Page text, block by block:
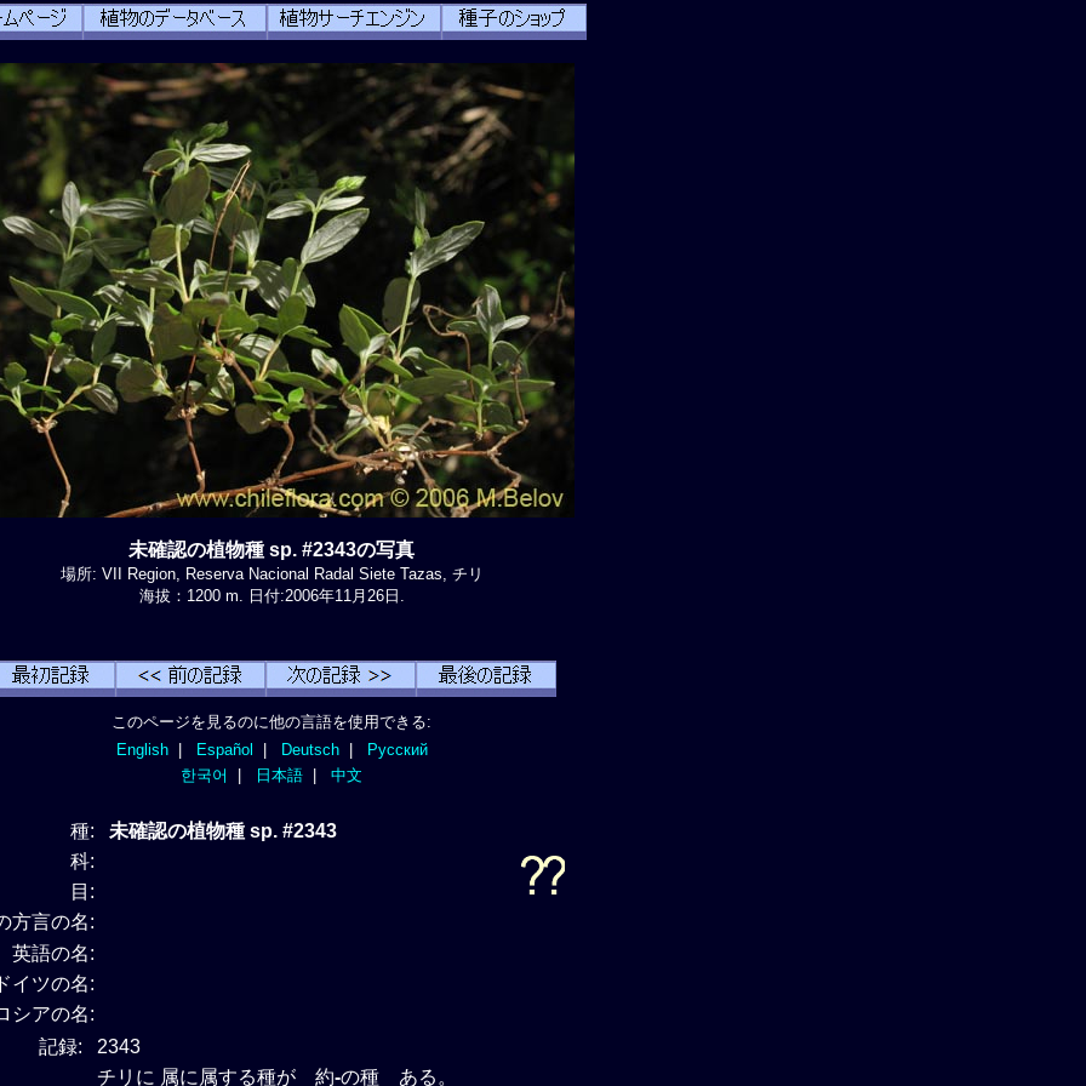
未確認の植物種 sp. #2343の写真
場所: VII Region, Reserva Nacional Radal Siete Tazas, チリ
海拔：1200 m. 日付:2006年11月26日.
このページを見るのに他の言語を使用できる:
English| Español Deutsch|
Русский
한국어
日本語 中文
種:
未確認の植物種 sp. #2343
科:
目:
方言の名:
英語の名:
イツの名:
シアの名:
記録:
2343
チリに 属に属する種が 約-の種 ある。